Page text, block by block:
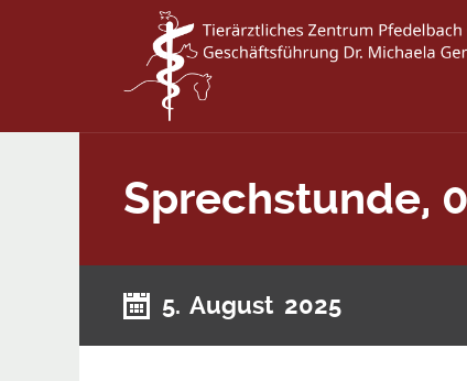
Sprechstunde,
5. August 2025